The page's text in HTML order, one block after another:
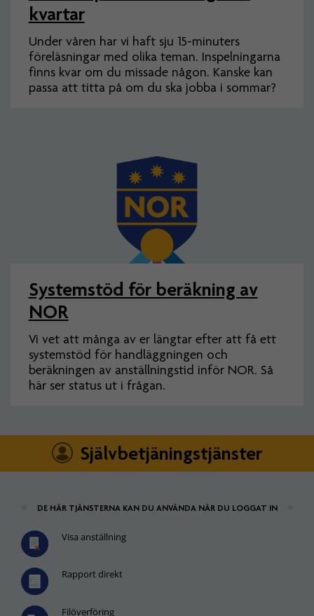
kvartar
Under våren har vi haft sju 15-minuters
föreläsningar med olika teman. Inspelningarna
finns kvar om du missade någon. Kanske kan
passa att titta på om du ska jobba i sommar?
Systemstöd för beräkning av
NOR
Vi vet att många av er längtar efter att få ett
systemstöd för handläggningen och
beräkningen av anställningstid inför NOR. Så
här ser status ut i frågan.
Självbetjäningstjänster
DE HÄR TJÄNSTERNA KAN DU ANVÄNDA NÄR DU LOGGAT IN
Visa anställning
Rapport direkt
Filöverföring